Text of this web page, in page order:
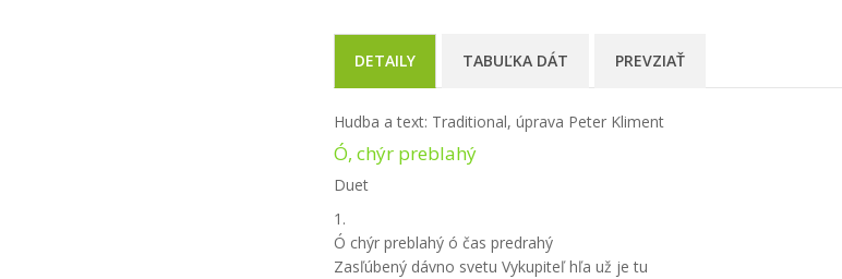
DETAILY TABUĽKA DÁT PREVZIAŤ
Hudba a text: Traditional, úprava Peter Kliment
Ó, chýr preblahý
Duet
1.
Ó chýr preblahý ó čas predrahý
Zasľúbený dávno svetu Vykupiteľ hľa už je tu